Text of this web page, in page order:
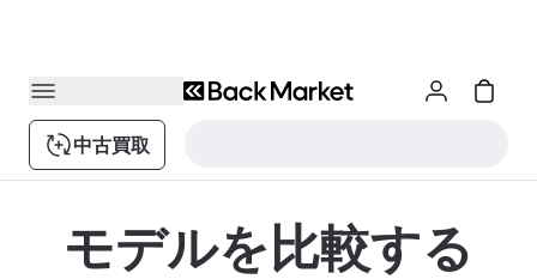
中古買取
モデルを比較する